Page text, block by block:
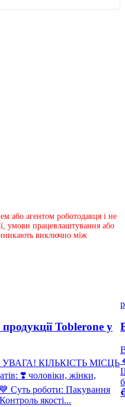
або агентом роботодавця і не
умови працевлаштування або
виключно між
Toblerone у
УВАГА! КІЛЬКІСТЬ МІСЦЬ
❣️ чоловіки, жінки,
Суть роботи: Пакування
якості...